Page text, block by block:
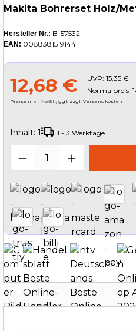
Makita Bohrerset Holz/
Hersteller Nr.: B-57532
EAN: 0088381519144
12,68 € UVP: 15,35 €
Normalpreis:
Preise inkl. MwSt., ggf. zzgl. Versandkosten
Inhalt: 1 1 - 3 Werktage
Produkt Anzahl: